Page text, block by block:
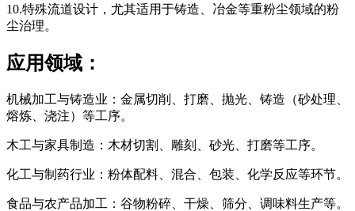
10.特殊流道设计，尤其适用于铸造、冶金等重粉尘领域的粉
尘治理。
应用领域：
机械加工与铸造业：金属切削、打磨、抛光、铸造（砂处理、
熔炼、浇注）等工序。
木工与家具制造：木材切割、雕刻、砂光、打磨等工序。
化工与制药行业：粉体配料、混合、包装、化学反应等环节。
食品与农产品加工：谷物粉碎、干燥、筛分、调味料生产等。